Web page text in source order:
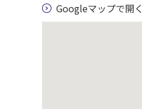
Googleマップで開く